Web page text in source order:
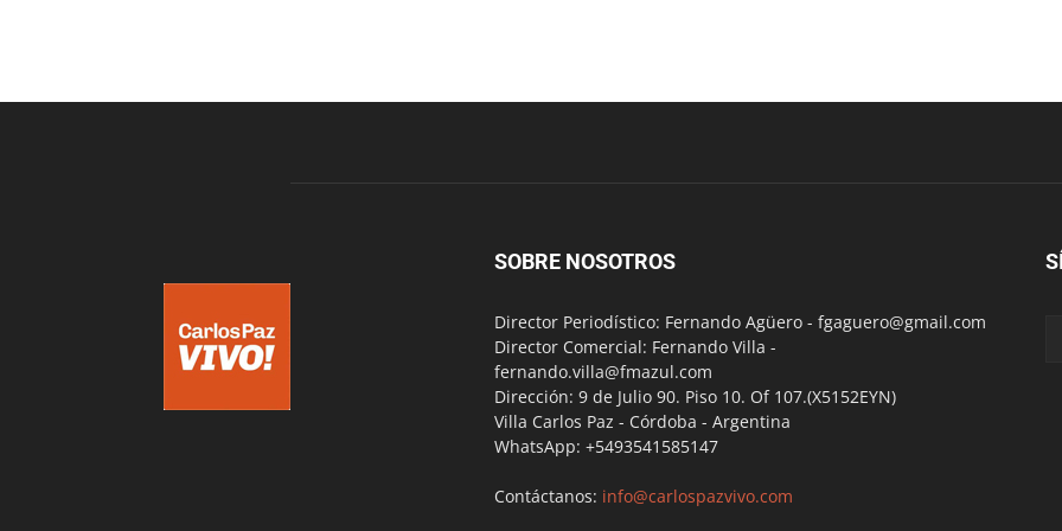
SOBRE NOSOTROS
Director Periodístico: Fernando Agüero - fgaguero@gmail.com
Director Comercial: Fernando Villa -
fernando.villa@fmazul.com
Dirección: 9 de Julio 90. Piso 10. Of 107.(X5152EYN)
Villa Carlos Paz - Córdoba - Argentina
WhatsApp: +5493541585147
Contáctanos: info@carlospazvivo.com